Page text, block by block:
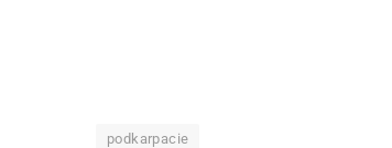
podkarpacie